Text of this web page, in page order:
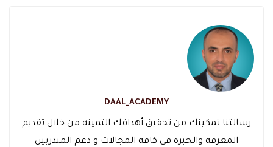
DAAL_ACADEMY
رسالتنا تمكينك من تحقيق أهدافك الثمينه من خلال تقديم
المعرفة والخبرة في كافة المجالات و دعم المتدربين